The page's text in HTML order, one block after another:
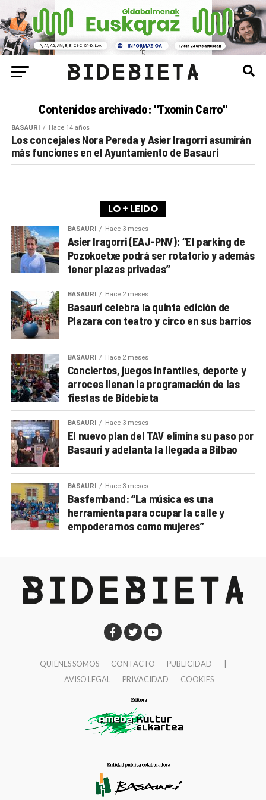
Contenidos archivado: "Txomin Carro"
BASAURI Hace 14 años
Los concejales Nora Pereda y Asier Iragorri asumirán
más funciones en el Ayuntamiento de Basauri
LO + LEIDO
BASAURI Hace 3 meses
Asier Iragorri (EAJ-PNV): “El parking de
Pozokoetxe podrá ser rotatorio y además
tener plazas privadas”
BASAURI Hace 2 meses
Basauri celebra la quinta edición de
Plazara con teatro y circo en sus barrios
BASAURI Hace 2 meses
Conciertos, juegos infantiles, deporte y
arroces llenan la programación de las
fiestas de Bidebieta
BASAURI Hace 3 meses
El nuevo plan del TAV elimina su paso por
Basauri y adelanta la llegada a Bilbao
BASAURI Hace 3 meses
Basfemband: “La música es una
herramienta para ocupar la calle y
empoderarnos como mujeres”
QUIÉNES SOMOS CONTACTO PUBLICIDAD
AVISO LEGAL
PRIVACIDAD COOKIES